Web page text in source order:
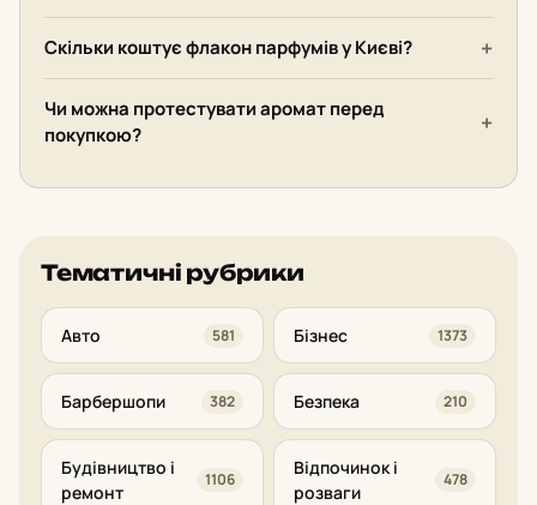
Скільки коштує флакон парфумів у Києві?
Чи можна протестувати аромат перед
покупкою?
Тематичні рубрики
Авто 581 Бізнес 1373
Барбершопи 382 Безпека 210
Будівництво і
ремонт
1106
Відпочинок і
розваги
478